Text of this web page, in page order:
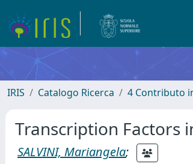
IRIS Catalogo Ricerca 4 Contributo
Transcription Factors
SALVINI, Mariangela;